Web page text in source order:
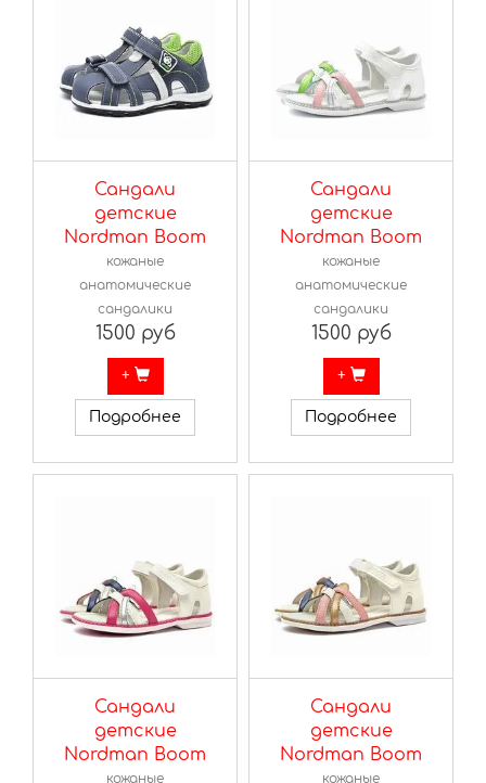
Сандали
детские
Nordman Boom
кожаные
анатомические
сандалики
1500 руб
+
Подробнее
Сандали
детские
Nordman Boom
кожаные
анатомические
сандалики
1500 руб
+
Подробнее
Сандали
детские
Nordman Boom
кожаные
Сандали
детские
Nordman Boom
кожаные